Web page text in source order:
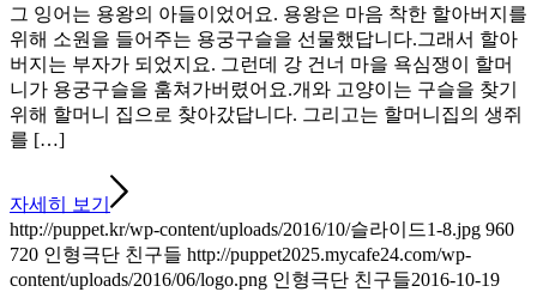
그 잉어는 용왕의 아들이었어요. 용왕은 마음 착한 할아버지를
위해 소원을 들어주는 용궁구슬을 선물했답니다.그래서 할아
버지는 부자가 되었지요. 그런데 강 건너 마을 욕심쟁이 할머
니가 용궁구슬을 훔쳐가버렸어요.개와 고양이는 구슬을 찾기
위해 할머니 집으로 찾아갔답니다. 그리고는 할머니집의 생쥐
를 […]
자세히 보기
http://puppet.kr/wp-content/uploads/2016/10/슬라이드1-8.jpg 960
720 인형극단 친구들 http://puppet2025.mycafe24.com/wp-
content/uploads/2016/06/logo.png 인형극단 친구들2016-10-19